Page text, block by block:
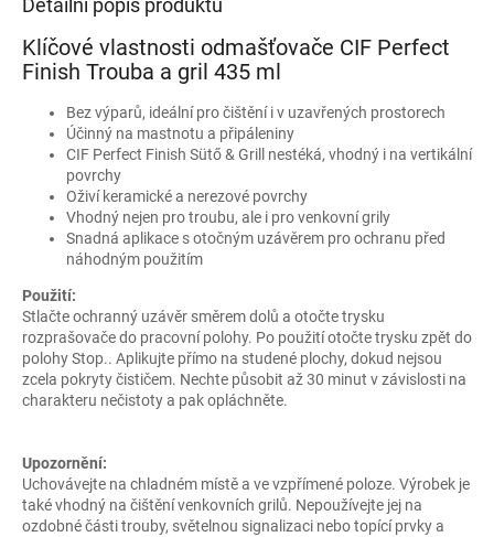
Detailní popis produktu
Klíčové vlastnosti odmašťovače CIF Perfect
Finish Trouba a gril 435 ml
Bez výparů, ideální pro čištění i v uzavřených prostorech
Účinný na mastnotu a připáleniny
CIF Perfect Finish Sütő & Grill nestéká, vhodný i na vertikální
povrchy
Oživí keramické a nerezové povrchy
Vhodný nejen pro troubu, ale i pro venkovní grily
Snadná aplikace s otočným uzávěrem pro ochranu před
náhodným použitím
Použití:
Stlačte ochranný uzávěr směrem dolů a otočte trysku
rozprašovače do pracovní polohy. Po použití otočte trysku zpět do
polohy Stop.. Aplikujte přímo na studené plochy, dokud nejsou
zcela pokryty čističem. Nechte působit až 30 minut v závislosti na
charakteru nečistoty a pak opláchněte.
Upozornění:
Uchovávejte na chladném místě a ve vzpřímené poloze. Výrobek je
také vhodný na čištění venkovních grilů. Nepoužívejte jej na
ozdobné části trouby, světelnou signalizaci nebo topící prvky a